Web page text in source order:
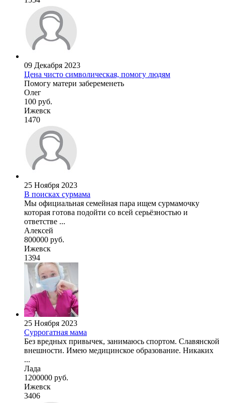
09 Декабря 2023
Цена чисто символическая, помогу людям
Помогу матери забеременеть
Олег
100 руб.
Ижевск
1470
25 Ноября 2023
В поисках сурмама
Мы официальная семейная пара ищем сурмамочку
которая готова подойти со всей серьёзностью и
ответстве ...
Алексей
800000 руб.
Ижевск
1394
25 Ноября 2023
Суррогатная мама
Без вредных привычек, занимаюсь спортом. Славянской
внешности. Имею медицинское образование. Никаких
...
Лада
1200000 руб.
Ижевск
3406